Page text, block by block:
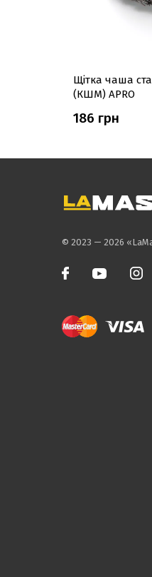
Щітка чаша
(КШМ) APRO
186 грн
© 2023 — 2026